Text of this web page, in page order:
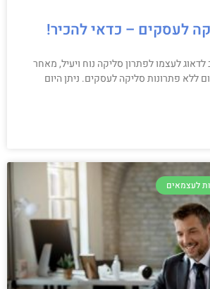
לעסקים – כדאי להכיר!
לעצמו לפתרון סליקה נוח ויעיל, מאחר
ללא פתרונות סליקה לעסקים. ניתן היום
לעצמאים